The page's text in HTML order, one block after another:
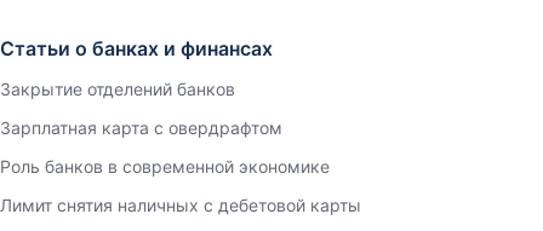
Статьи о банках и финансах
Закрытие отделений банков
Зарплатная карта с овердрафтом
Роль банков в современной экономике
Лимит снятия наличных с дебетовой карты